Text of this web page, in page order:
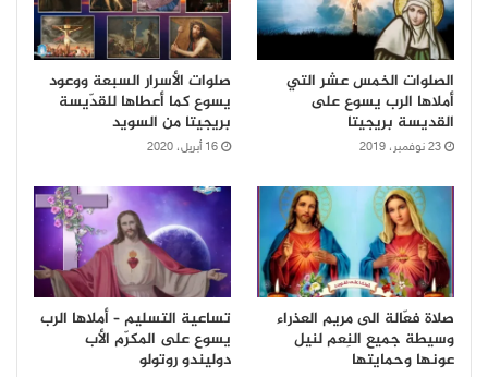
الصلوات الخمس عشر التي
أملاها الرب يسوع على
القديسة بريجيتا
23 نوفمبر، 2019
صلوات الأسرار السبعة ووعود
يسوع كما أعطاها للقدّيسة
بريجيتا من السويد
16 أبريل، 2020
صلاة فعّالة الى مريم العذراء
وسيطة جميع النِعم لنيل
عونها وحمايتها
تساعية التسليم – أملاها الرب
يسوع على المكرّم الأب
دوليندو روتولو